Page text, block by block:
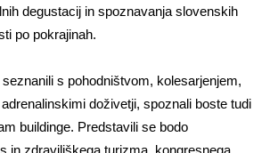
degustacij in spoznavanja slovenskih
po pokrajinah.
s pohodništvom, kolesarjenjem,
doživetji, spoznali boste tudi
buildinge. Predstavili se bodo
in zdraviliškega turizma, kongresnega,